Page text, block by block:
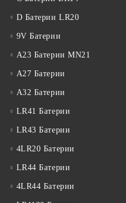
D Батерии LR20
9V Батерии
A23 Батерии MN21
A27 Батерии
A32 Батерии
LR41 Батерии
LR43 Батерии
4LR20 Батерии
LR44 Батерии
4LR44 Батерии